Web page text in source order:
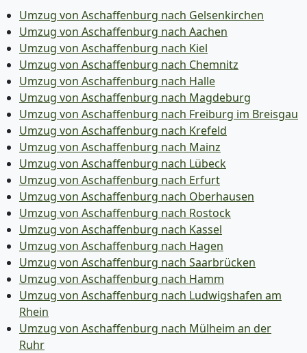
Umzug von Aschaffenburg nach Gelsenkirchen
Umzug von Aschaffenburg nach Aachen
Umzug von Aschaffenburg nach Kiel
Umzug von Aschaffenburg nach Chemnitz
Umzug von Aschaffenburg nach Halle
Umzug von Aschaffenburg nach Magdeburg
Umzug von Aschaffenburg nach Freiburg im Breisgau
Umzug von Aschaffenburg nach Krefeld
Umzug von Aschaffenburg nach Mainz
Umzug von Aschaffenburg nach Lübeck
Umzug von Aschaffenburg nach Erfurt
Umzug von Aschaffenburg nach Oberhausen
Umzug von Aschaffenburg nach Rostock
Umzug von Aschaffenburg nach Kassel
Umzug von Aschaffenburg nach Hagen
Umzug von Aschaffenburg nach Saarbrücken
Umzug von Aschaffenburg nach Hamm
Umzug von Aschaffenburg nach Ludwigshafen am
Rhein
Umzug von Aschaffenburg nach Mülheim an der
Ruhr